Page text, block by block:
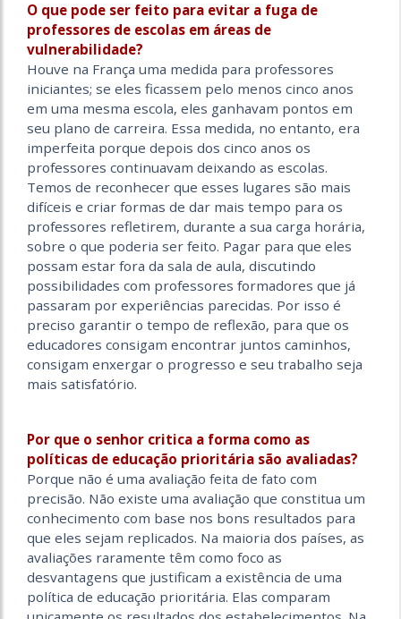
O que pode ser feito para evitar a fuga de
professores de escolas em áreas de
vulnerabilidade?
Houve na França uma medida para professores
iniciantes; se eles ficassem pelo menos cinco anos
em uma mesma escola, eles ganhavam pontos em
seu plano de carreira. Essa medida, no entanto, era
imperfeita porque depois dos cinco anos os
professores continuavam deixando as escolas.
Temos de reconhecer que esses lugares são mais
difíceis e criar formas de dar mais tempo para os
professores refletirem, durante a sua carga horária,
sobre o que poderia ser feito. Pagar para que eles
possam estar fora da sala de aula, discutindo
possibilidades com professores formadores que já
passaram por experiências parecidas. Por isso é
preciso garantir o tempo de reflexão, para que os
educadores consigam encontrar juntos caminhos,
consigam enxergar o progresso e seu trabalho seja
mais satisfatório.
Por que o senhor critica a forma como as
políticas de educação prioritária são avaliadas?
Porque não é uma avaliação feita de fato com
precisão. Não existe uma avaliação que constitua um
conhecimento com base nos bons resultados para
que eles sejam replicados. Na maioria dos países, as
avaliações raramente têm como foco as
desvantagens que justificam a existência de uma
política de educação prioritária. Elas comparam